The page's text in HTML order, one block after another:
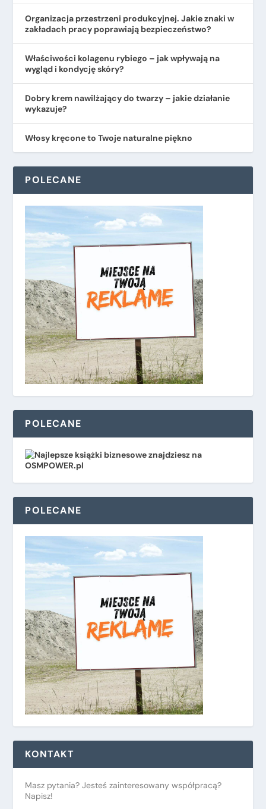
Organizacja przestrzeni produkcyjnej. Jakie znaki w
zakładach pracy poprawiają bezpieczeństwo?
​Właściwości kolagenu rybiego – jak wpływają na
wygląd i kondycję skóry?
Dobry krem nawilżający do twarzy – jakie działanie
wykazuje?
Włosy kręcone to Twoje naturalne piękno
POLECANE
POLECANE
POLECANE
KONTAKT
Masz pytania? Jesteś zainteresowany współpracą?
Napisz!